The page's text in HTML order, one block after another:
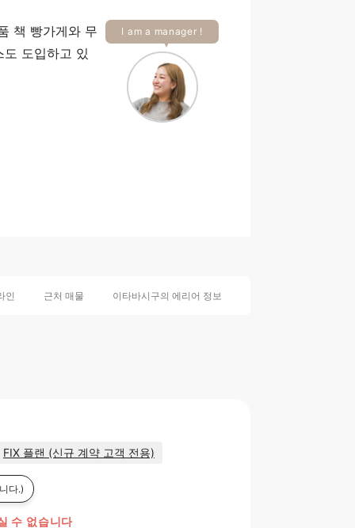
I am a manager !
책 빵가게와 무
도입하고 있
인 근처 매물 이타바시구의 에리어 정보
FIX 플랜 (신규 계약 고객 전용)
다.)
수 없습니다